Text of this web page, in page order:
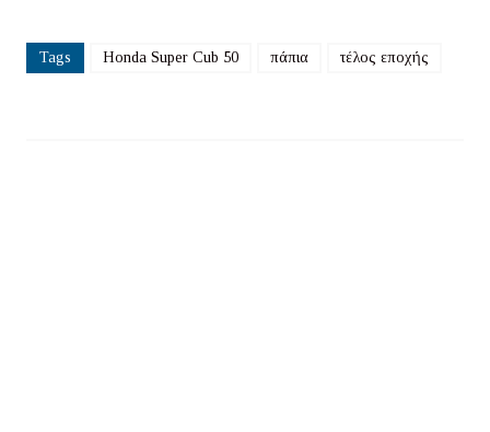
Tags Honda Super Cub 50 πάπια τέλος εποχής